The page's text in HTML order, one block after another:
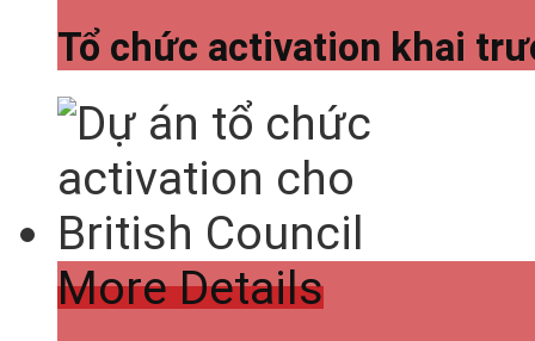
Tổ chức activation khai
More Details